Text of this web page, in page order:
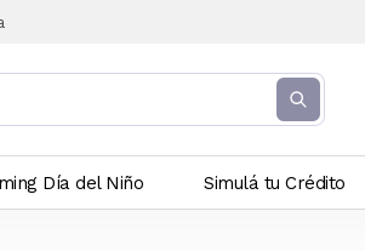
Día del Niño Simulá tu Crédito